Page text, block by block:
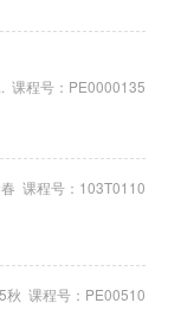
课程号：PE0000135
课程号：103T0110
秋 课程号：PE00510